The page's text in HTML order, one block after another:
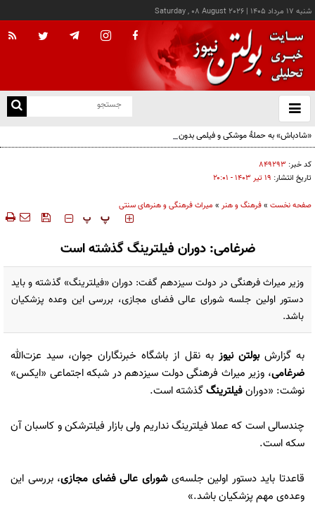
شنبه ۱۷ مرداد ۱۴۰۵ |
Saturday , 08 August 2026
باز
و
«شادباش» به حملۀ موشکی و فیلمی بدون حجاب؛ روایت تناقض‌های محسن قرایی
کد خبر: ۸۴۹۲۹۳
تاریخ انتشار: ۱۹ تير ۱۴۰۳ - ۲۰:۰۱
صفحه نخست »فرهنگ و هنر » میراث فرهنگی و هنرهای سنتی
‍‍‍ پ پ
ضرغامی: دوران فیلترینگ⁩ گذشته است
وزیر میراث فرهنگی در دولت سیزدهم گفت: دوران «فیلترینگ» گذشته و باید
دستور اولین جلسه شورای عالی فضای مجازی، بررسی این وعده پزشکیان
باشد.
به گزارش بولتن نیوز به نقل از باشگاه خبرنگاران جوان، سید عزت‌الله
ضرغامی، وزیر میراث فرهنگی دولت سیزدهم در شبکه اجتماعی «ایکس»
نوشت: «دوران ‎فیلترینگگذشته است.
چندسالی است که عملا فیلترینگ نداریم ولی بازار فیلترشکن و کاسبان آن
سکه است.
قاعدتا باید دستور اولین جلسه‌ی شورای عالی فضای مجازی، بررسی این
وعده‌ی مهم ‎پزشکیان باشد.»